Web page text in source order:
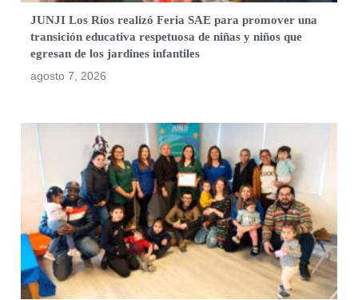
JUNJI Los Ríos realizó Feria SAE para promover una
transición educativa respetuosa de niñas y niños que
egresan de los jardines infantiles
agosto 7, 2026